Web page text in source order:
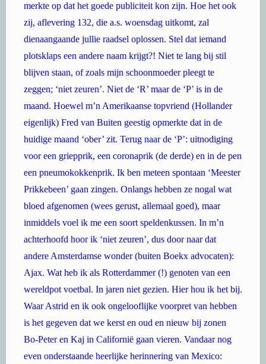
merkte op dat het goede publiciteit kon zijn. Hoe het ook
zij, aflevering 132, die a.s. woensdag uitkomt, zal
dienaangaande jullie raadsel oplossen. Stel dat iemand
plotsklaps een andere naam krijgt?! Niet te lang bij stil
blijven staan, of zoals mijn schoonmoeder pleegt te
zeggen; ‘niet zeuren’. Niet de ‘R’ maar de ‘P’ is in de
maand. Hoewel m’n Amerikaanse topvriend (Hollander
eigenlijk) Fred van Buiten geestig opmerkte dat in de
huidige maand ‘ober’ zit. Terug naar de ‘P’: uitnodiging
voor een griepprik, een coronaprik (de derde) en in de pen
een pneumokokkenprik. Ik ben meteen spontaan ‘Meester
Prikkebeen’ gaan zingen. Onlangs hebben ze nogal wat
bloed afgenomen (wees gerust, allemaal goed), maar
inmiddels voel ik me een soort speldenkussen. In m’n
achterhoofd hoor ik ‘niet zeuren’, dus door naar dat
andere Amsterdamse wonder (buiten Boekx advocaten):
Ajax. Wat heb ik als Rotterdammer (!) genoten van een
wereldpot voetbal. In jaren niet gezien. Hier hou ik het bij.
Waar Astrid en ik ook ongelooflijke voorpret van hebben
is het gegeven dat we kerst en oud en nieuw bij zonen
Bo-Peter en Kaj in Californië gaan vieren. Vandaar nog
even onderstaande heerlijke herinnering van Mexico: